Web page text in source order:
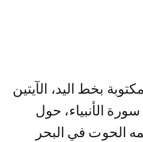
بخط اليد، الآيتين
87 و88 من سورة الأنبياء، حول
الحوت في البحر